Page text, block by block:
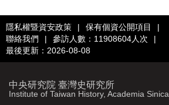
隱私權暨資安政策 | 保有個資公開項目
|
聯絡我們
| 參訪人數：11908604人次
|
最後更新：2026-08-08
中央研究院 臺灣史研究所
Institute of Taiwan History, Academia Sinica